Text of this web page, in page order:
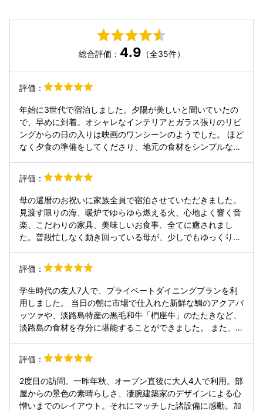
総合評価： 4.9 （全35件）
評価：
年始に3世代で宿泊しました。夕陽が美しいと聞いていたの
で、早めに到着。オシャレなインテリアとガラス張りのリビ
ングからの日の入りは映画のワンシーンのようでした。 ほど
なく夕食の準備をしてくださり、地元の食材をシンプルな味
ので、レストランとは違って写真も気兼ねなく色んなシーン
を撮影してもらったのがよかったです。 夜は暖炉とサウナに
子供たちが大はしゃぎでした！波の音と星空にも癒されまし
た。 次の日は波が高く風も強かったのですが、その様子も時
間を忘れて眺めていられました。 次は違う季節に訪れてみた
いです。
評価：
母の還暦のお祝いに家族全員で宿泊させていただきました。
見渡す限りの海、暖炉でゆらゆら燃える火、心地よく響く音
楽、こだわりの家具、美味しいお食事、全てに癒されまし
た。普段忙しなく動き回っている母が、少しでもゆっくりで
完備で料理しながら過ごせます。0歳の赤ちゃんの離乳食も
キッチンがあるから作れました。ゆっくり過ごすなら絶対に
連泊がお勧めです！宿泊した日は強風でサウナ利用を諦めた
のですが、返金対応していただけました。次回はぜひサウナ
も利用したいです♪
評価：
学生時代の友人7人で、プライベートダイニングプランを利
用しました。 当日の朝に市場で仕入れた新鮮な鯛のアクアパ
ッツァや、淡路島特産の黒毛和牛「椚座牛」のたたきなど、
淡路島の食材を存分に堪能することができました。 また、
カーなど、随所にこだわりが感じられ、海や星空はもちろ
ん、館内の空間もとても素晴らしかったです。
評価：
2度目の訪問。一昨年秋、オープン直後に大人4人で利用。部
屋からの景色の素晴らしさ、凄腕建築家のデザインによる心
憎いまでのレイアウト。それにマッチした諸設備に感動。加